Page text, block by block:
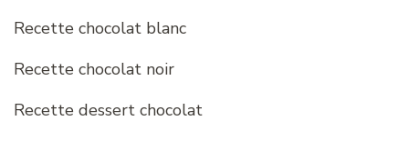
Recette chocolat blanc
Recette chocolat noir
Recette dessert chocolat